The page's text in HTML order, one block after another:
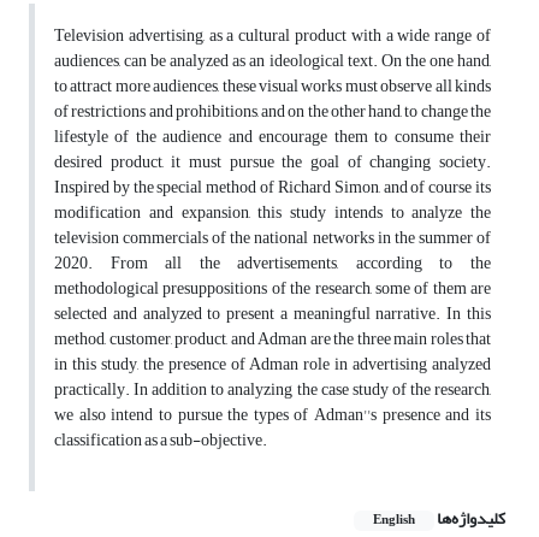
Television advertising, as a cultural product with a wide range of
audiences, can be analyzed as an ideological text. On the one hand,
to attract more audiences, these visual works must observe all kinds
of restrictions and prohibitions, and on the other hand, to change the
lifestyle of the audience and encourage them to consume their
desired product, it must pursue the goal of changing society.
Inspired by the special method of Richard Simon, and of course its
modification and expansion, this study intends to analyze the
television commercials of the national networks in the summer of
2020. From all the advertisements, according to the
methodological presuppositions of the research, some of them are
selected and analyzed to present a meaningful narrative. In this
method, customer, product, and Adman are the three main roles that
in this study, the presence of Adman role in advertising analyzed
practically. In addition to analyzing the case study of the research,
we also intend to pursue the types of Adman''s presence and its
classification as a sub-objective.
کلیدواژه‌ها English